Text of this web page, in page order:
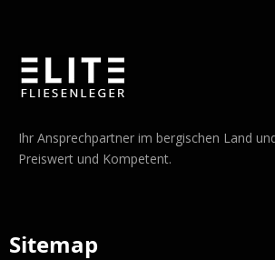
Ihr Ansprechpartner im bergischen Land
Preiswert und Kompetent.
Sitemap